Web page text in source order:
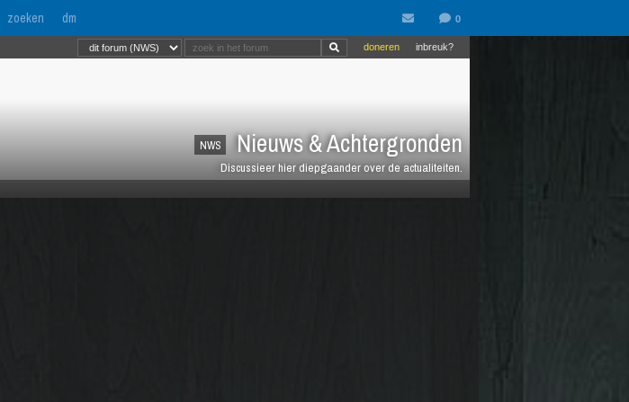
zoeken dm
NWS Nieuws & Achtergronden
Discussieer hier diepgaander over de actualiteiten.
inbreuk?
doneren